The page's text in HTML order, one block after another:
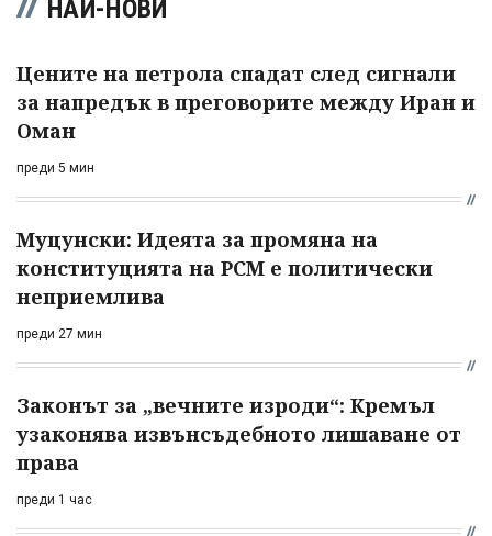
НАЙ-НОВИ
Цените на петрола спадат след сигнали
за напредък в преговорите между Иран и
Оман
преди 5 мин
Муцунски: Идеята за промяна на
конституцията на РСМ е политически
неприемлива
преди 27 мин
Законът за „вечните изроди“: Кремъл
узаконява извънсъдебното лишаване от
права
преди 1 час